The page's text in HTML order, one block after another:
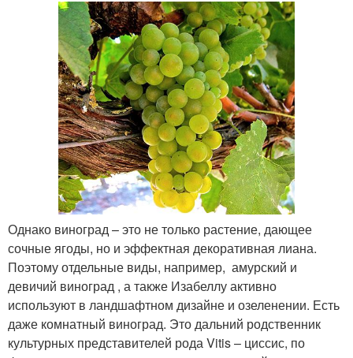
Однако виноград – это не только растение, дающее
сочные ягоды, но и эффектная декоративная лиана.
Поэтому отдельные виды, например, амурский и
девичий виноград , а также Изабеллу активно
используют в ландшафтном дизайне и озеленении. Есть
даже комнатный виноград. Это дальний родственник
культурных представителей рода Vitis – циссис, по